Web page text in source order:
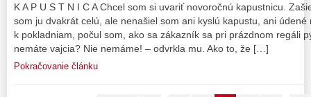
K A P U S T N I C A Chcel som si uvariť novoročnú kapustnicu.
som ju dvakrát celú, ale nenašiel som ani kyslú kapustu, ani
k pokladniam, počul som, ako sa zákazník sa pri prázdnom regáli
nemáte vajcia? Nie nemáme! – odvrkla mu. Ako to, že […]
Pokračovanie článku